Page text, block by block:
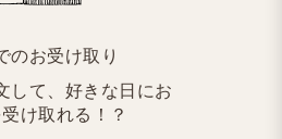
のお受け取り
して、好きな日にお
け取れる！？